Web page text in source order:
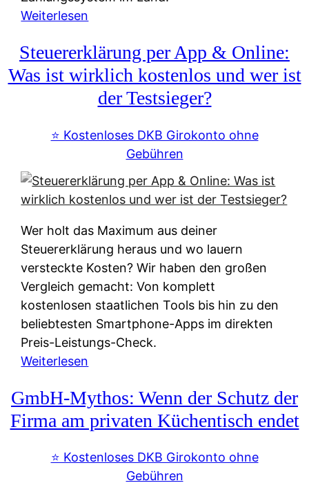
v
e
&
f
r
e
u
s
u
n
f
t
e
i
e
W
e
r
s
Weiterlesen
a
h
g
s
y
t
e
m
M
I
R
:
W
e
u
d
Steuererklärung per App & Online:
Was ist wirklich kostenlos und wer ist
der Testsieger?
⭐️ Kostenloses DKB Girokonto ohne
Gebühren
Wer holt das Maximum aus deiner
Steuererklärung heraus und wo lauern
versteckte Kosten? Wir haben den großen
Vergleich gemacht: Von komplett
kostenlosen staatlichen Tools bis hin zu den
beliebtesten Smartphone-Apps im direkten
Preis-Leistungs-Check.
Weiterlesen
t
e
u
e
GmbH-Mythos: Wenn der Schutz der
Firma am privaten Küchentisch endet
⭐️ Kostenloses DKB Girokonto ohne
Gebühren